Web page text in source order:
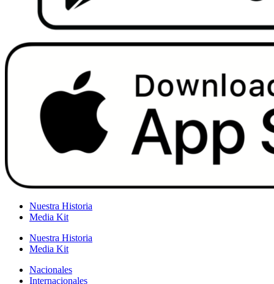
Nuestra Historia
Media Kit
Nuestra Historia
Media Kit
Nacionales
Internacionales